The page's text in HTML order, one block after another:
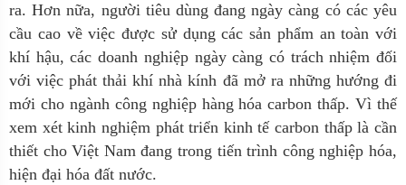
ra. Hơn nữa, người tiêu dùng đang ngày càng có các yêu
cầu cao về việc được sử dụng các sản phẩm an toàn với
khí hậu, các doanh nghiệp ngày càng có trách nhiệm đối
với việc phát thải khí nhà kính đã mở ra những hướng đi
mới cho ngành công nghiệp hàng hóa carbon thấp. Vì thế
xem xét kinh nghiệm phát triển kinh tế carbon thấp là cần
thiết cho Việt Nam đang trong tiến trình công nghiệp hóa,
hiện đại hóa đất nước.